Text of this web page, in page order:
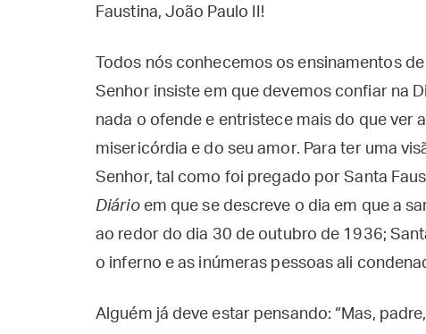
Faustina, João Paulo II!
Todos nós conhecemos os ensinamentos
Senhor insiste em que devemos confiar na
nada o ofende e entristece mais do que ver
misericórdia e do seu amor. Para ter uma
Senhor, tal como foi pregado por Santa
Diárioem que se descreve o dia em que a
ao redor do dia 30 de outubro de 1936;
o inferno e as inúmeras pessoas ali
Alguém já deve estar pensando: “Mas,